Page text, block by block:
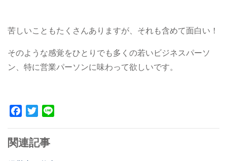
苦しいこともたくさんありますが、それも含めて面白い！
そのような感覚をひとりでも多くの若いビジネスパーソ
ン、特に営業パーソンに味わって欲しいです。
Facebook
Twitter
関連記事